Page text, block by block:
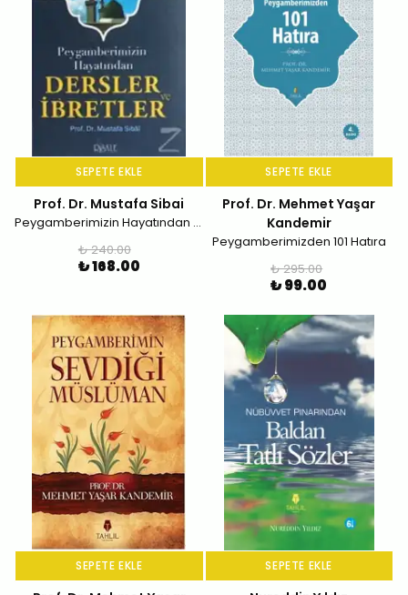
SEPETE EKLE
Prof. Dr. Mustafa Sibai
Peygamberimizin Hayatından Dersler ve İbretler
₺ 240.00
₺ 168.00
SEPETE EKLE
Prof. Dr. Mehmet Yaşar
Kandemir
Peygamberimizden 101 Hatıra
₺ 295.00
₺ 99.00
SEPETE EKLE SEPETE EKLE